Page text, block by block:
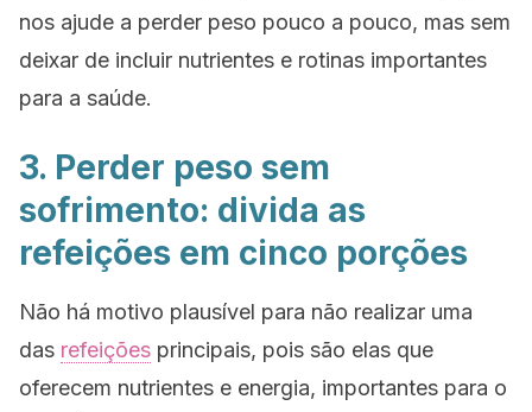
nos ajude a perder peso pouco a pouco, mas sem
deixar de incluir nutrientes e rotinas importantes
para a saúde.
3. Perder peso sem
sofrimento: divida as
refeições em cinco porções
Não há motivo plausível para não realizar uma
das refeições principais, pois são elas que
oferecem nutrientes e energia, importantes para o